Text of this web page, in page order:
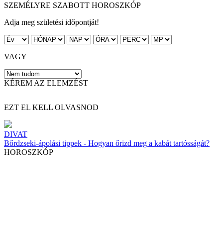
SZEMÉLYRE SZABOTT HOROSZKÓP
Adja meg születési időpontját!
VAGY
KÉREM AZ ELEMZÉST
EZT EL KELL OLVASNOD
DIVAT
Bőrdzseki-ápolási tippek - Hogyan őrizd meg a kabát tartósságát?
HOROSZKÓP